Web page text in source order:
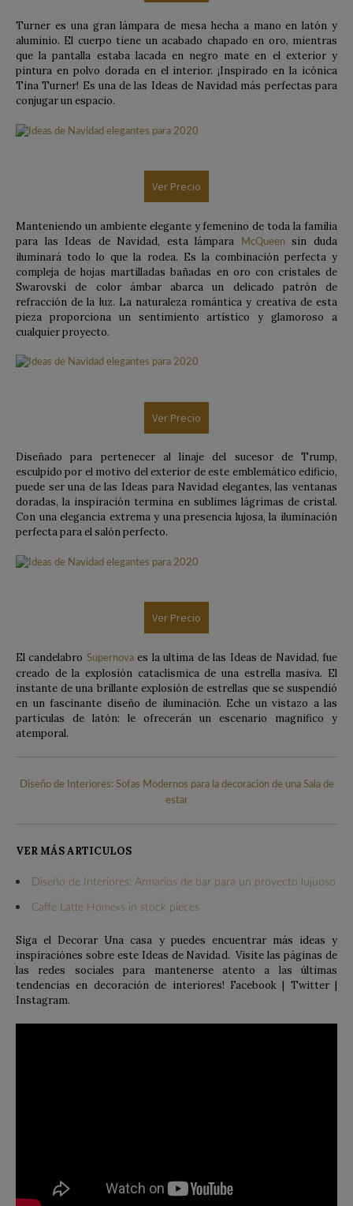
Turner es una gran lámpara de mesa hecha a mano en latón y
aluminio. El cuerpo tiene un acabado chapado en oro, mientras
que la pantalla estaba lacada en negro mate en el exterior y
pintura en polvo dorada en el interior. ¡Inspirado en la icónica
Tina Turner! Es una de las Ideas de Navidad más perfectas para
conjugar un espacio.
Ver Precio
Manteniendo un ambiente elegante y femenino de toda la familia
para las Ideas de Navidad, esta lámpara
McQueensin duda
iluminará todo lo que la rodea. Es la combinación perfecta y
compleja de hojas martilladas bañadas en oro con cristales de
Swarovski de color ámbar abarca un delicado patrón de
refracción de la luz. La naturaleza romántica y creativa de esta
pieza proporciona un sentimiento artístico y glamoroso a
cualquier proyecto.
Ver Precio
Diseñado para pertenecer al linaje del sucesor de Trump,
esculpido por el motivo del exterior de este emblemático edificio,
puede ser una de las Ideas para Navidad elegantes, las ventanas
doradas, la inspiración termina en sublimes lágrimas de cristal.
Con una elegancia extrema y una presencia lujosa, la iluminación
perfecta para el salón perfecto.
Ver Precio
El candelabro Supernovaes la ultima de las Ideas de Navidad, fue
creado de la explosión cataclísmica de una estrella masiva. El
instante de una brillante explosión de estrellas que se suspendió
en un fascinante diseño de iluminación. Eche un vistazo a las
partículas de latón: le ofrecerán un escenario magnífico y
atemporal.
Diseño de Interiores: Sofas Modernos para la decoracion de una Sala de
estar
VER MÁS ARTICULOS
Diseño de Interiores: Armarios de bar para un proyecto lujuoso
Caffe Latte Home«s in stock pieces
Siga el Decorar Una casa y puedes encuentrar más ideas y
inspiraciónes sobre este Ideas de Navidad. Visite las páginas de
las redes sociales para mantenerse atento a las últimas
tendencias en decoración de interiores! Facebook | Twitter |
Instagram.